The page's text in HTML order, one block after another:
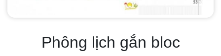
Phông lịch gắn bloc